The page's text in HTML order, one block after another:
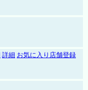
詳細 お気に入り店舗登録